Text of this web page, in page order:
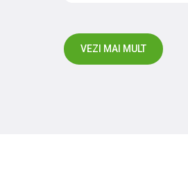
VEZI MAI MULT